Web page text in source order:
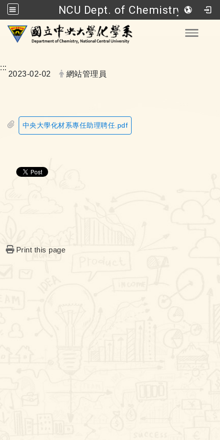
NCU Dept. of Chemistry
Go to main content
:::
Date:
2023-02-02 Author:
網站管理員
中央大學化材系專任助理聘任.pdf
Print this page